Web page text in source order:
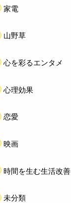
家電
山野草
心を彩るエンタメ
心理効果
恋愛
映画
時間を生む生活改善
未分類